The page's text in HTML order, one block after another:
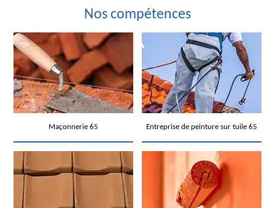
Nos compétences
Maçonnerie 65 Entreprise de peinture sur tuile 65